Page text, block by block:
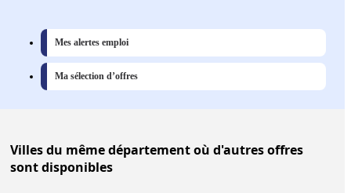
Mes alertes emploi
Ma sélection d’offres
Villesdu même département où d'autres offres
sont disponibles